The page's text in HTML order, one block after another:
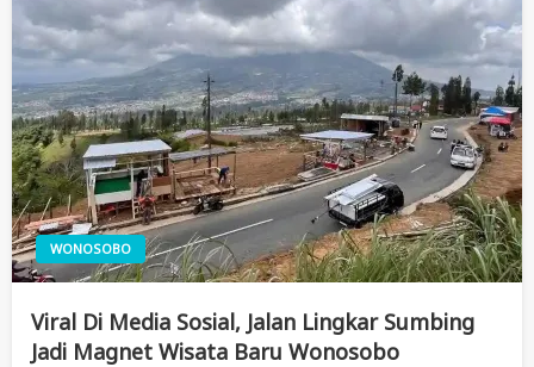
WONOSOBO
Viral Di Media Sosial, Jalan Lingkar Sumbing
Jadi Magnet Wisata Baru Wonosobo